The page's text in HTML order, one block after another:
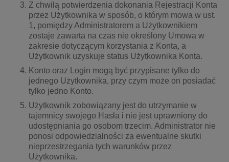
Z chwilą potwierdzenia dokonania Rejestracji Konta
przez Użytkownika w sposób, o którym mowa w ust.
1, pomiędzy Administratorem a Użytkownikiem
zostaje zawarta na czas nie określony Umowa w
zakresie dotyczącym korzystania z Konta, a
Użytkownik uzyskuje status Użytkownika Konta.
Konto oraz Login mogą być przypisane tylko do
jednego Użytkownika, przy czym może on posiadać
tylko jedno Konto.
Użytkownik zobowiązany jest do utrzymanie w
tajemnicy swojego Hasła i nie jest uprawniony do
udostępniania go osobom trzecim. Administrator nie
ponosi odpowiedzialności za ewentualne skutki
nieprzestrzegania tych warunków przez
Użytkownika.